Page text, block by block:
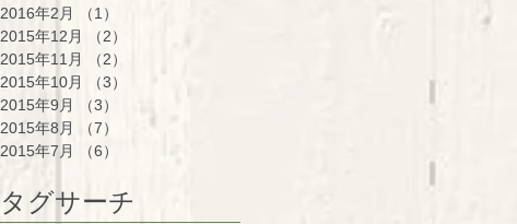
2016年2月
（1）
2015年12月
（2）
2015年11月
（2）
2015年10月
（3）
2015年9月
（3）
2015年8月
（7）
7件の記事
2015年7月
（6）
タグサーチ